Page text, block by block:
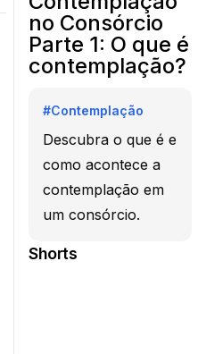
no Consórcio
Parte 1: O que é
contemplação?
#Contemplação
Descubra o que é e
como acontece a
contemplação em
um consórcio.
Shorts